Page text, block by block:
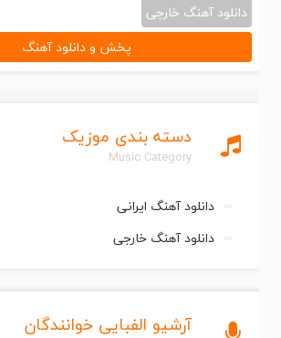
دسته بندی موزیک
Music Category
دانلود آهنگ ایرانی
دانلود آهنگ خارجی
آرشیو الفبایی خوانندگان
دانلود آهنگ خارجی
پخش و دانلود آهنگ